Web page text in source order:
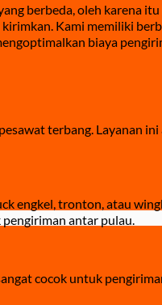
berbeda, oleh karena
Kami memiliki
biaya
terbang. Layanan
engkel, tronton, atau
antar pulau.
cocok untuk